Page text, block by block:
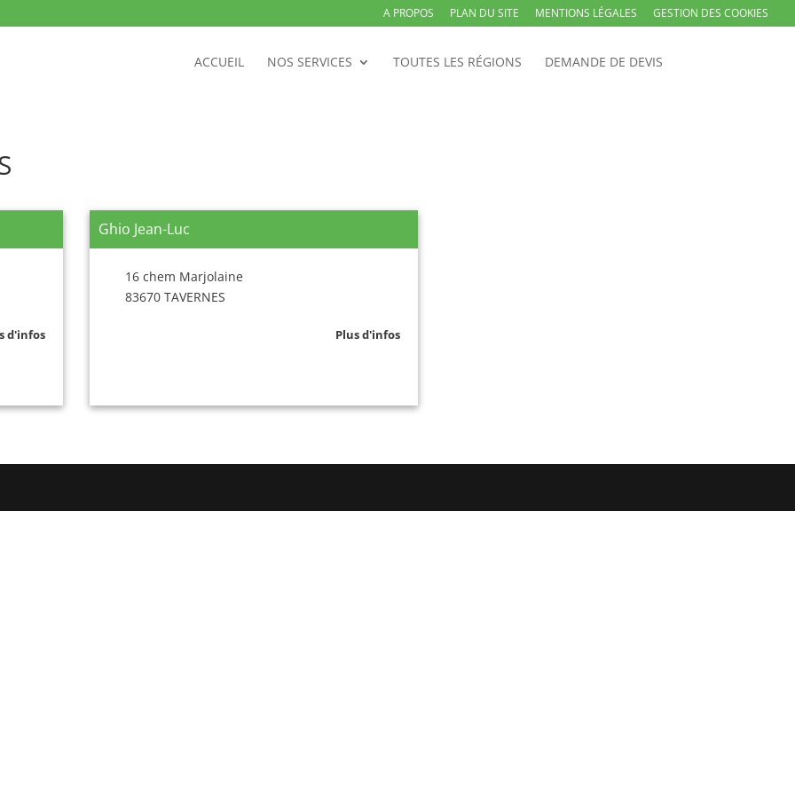
A PROPOS PLAN DU SITE MENTIONS LÉGALES GESTION DES COOKIES
ACCUEIL NOS SERVICES TOUTES LES RÉGIONS DEMANDE DE DEVIS
d'infos
Ghio Jean-Luc
16 chem Marjolaine
83670 TAVERNES
Plus d'infos